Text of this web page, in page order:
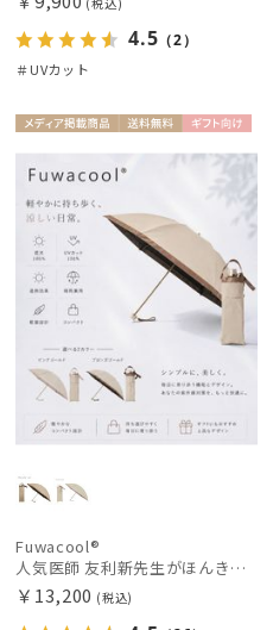
価格・割引率
在庫表示
販売状況
入荷状況
4.5 （2）
＃UVカット
載商品
料
向け
Fuwacool®
人気医師 友利新先生がほんきで作った”絶対に忘れない誰でも日傘” 50【晴雨兼用折りたたみ日傘】フワクール® (Fuwacool®) 雨の日OK 軽量 遮光100％ UV100%
￥13,200 (税込)